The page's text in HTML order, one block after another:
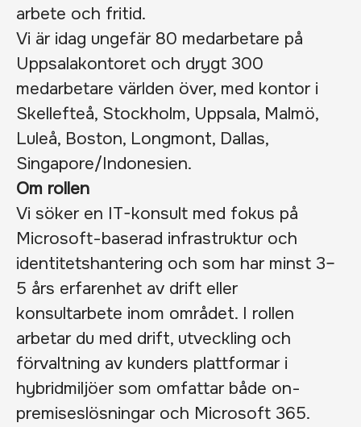
arbete och fritid.
Vi är idag ungefär 80 medarbetare på
Uppsalakontoret och drygt 300
medarbetare världen över, med kontor i
Skellefteå, Stockholm, Uppsala, Malmö,
Luleå, Boston, Longmont, Dallas,
Singapore/Indonesien.
Om rollen
Vi söker en IT-konsult med fokus på
Microsoft-baserad infrastruktur och
identitetshantering och som har minst 3–
5 års erfarenhet av drift eller
konsultarbete inom området. I rollen
arbetar du med drift, utveckling och
förvaltning av kunders plattformar i
hybridmiljöer som omfattar både on-
premiseslösningar och Microsoft 365.